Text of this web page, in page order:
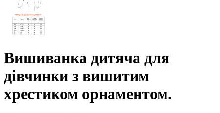
Вишиванка дитяча для
дівчинки з вишитим
хрестиком орнаментом.